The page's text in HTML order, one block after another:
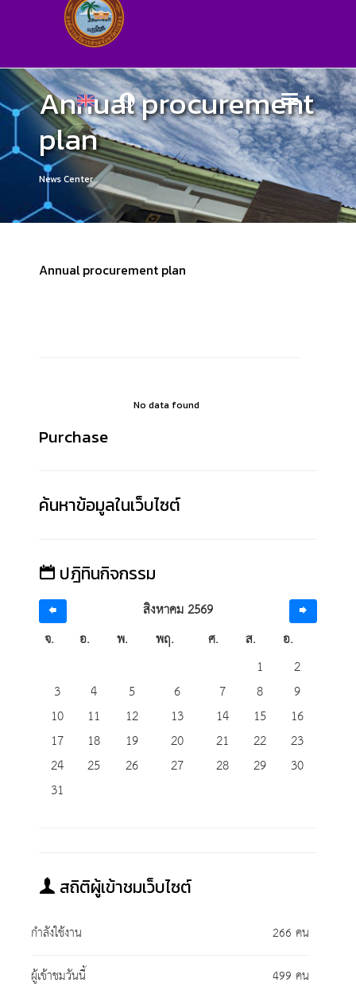
Annual procurement
plan
News Center
Annual procurement plan
No data found
Purchase
ค้นหาข้อมูลในเว็บไซต์
ปฎิทินกิจกรรม
สิงหาคม 2569
จ.
อ. พ. พฤ. ศ. ส.
อ.
1
2
3
4 5 6 7 8
9
10
11 12 13 14 15
16
17
18 19 20 21 22
23
24
25 26 27 28 29
30
31
สถิติผู้เข้าชมเว็บไซต์
กำลังใช้งาน
266 คน
ผู้เข้าชมวันนี้
499 คน